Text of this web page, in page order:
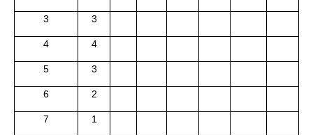
3 3
4 4
5 3
6 2
7 1